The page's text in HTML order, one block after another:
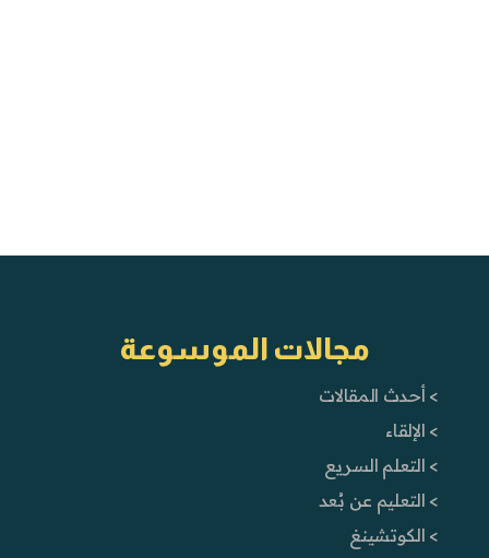
مجالات الموسوعة
> أحدث المقالات
> الإلقاء
> التعلم السريع
> التعليم عن بُعد
> الكوتشينغ